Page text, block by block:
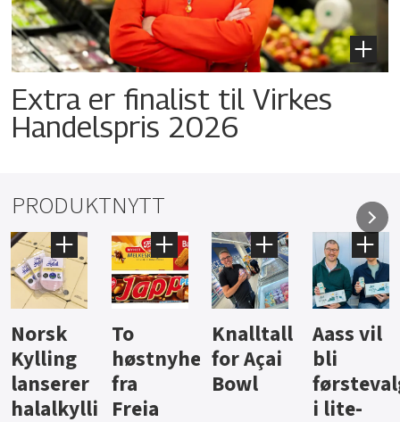
Extra er finalist til Virkes
Handelspris 2026
PRODUKTNYTT
Knalltall
for Açai
Bowl
Aass vil
bli
førstevalg
i lite-
Brus og
jus fra
Berentsen
Hard
iste fra
Hansa